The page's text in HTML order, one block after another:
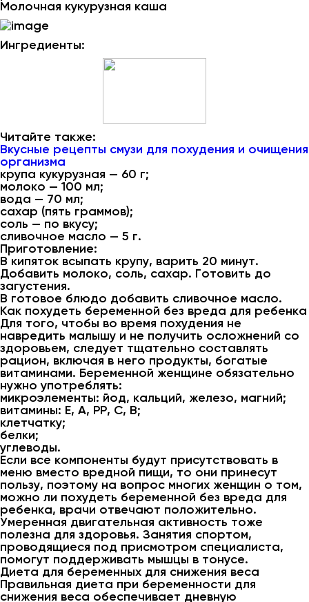
Молочная кукурузная каша
Ингредиенты:
Читайте также:
Вкусные рецепты смузи для похудения и очищения
организма
крупа кукурузная — 60 г;
молоко — 100 мл;
вода — 70 мл;
сахар (пять граммов);
соль — по вкусу;
сливочное масло — 5 г.
Приготовление:
В кипяток всыпать крупу, варить 20 минут.
Добавить молоко, соль, сахар. Готовить до
загустения.
В готовое блюдо добавить сливочное масло.
Как похудеть беременной без вреда для ребенка
Для того, чтобы во время похудения не
навредить малышу и не получить осложнений со
здоровьем, следует тщательно составлять
рацион, включая в него продукты, богатые
витаминами. Беременной женщине обязательно
нужно употреблять:
микроэлементы: йод, кальций, железо, магний;
витамины: Е, А, РР, С, В;
клетчатку;
белки;
углеводы.
Если все компоненты будут присутствовать в
меню вместо вредной пищи, то они принесут
пользу, поэтому на вопрос многих женщин о том,
можно ли похудеть беременной без вреда для
ребенка, врачи отвечают положительно.
Умеренная двигательная активность тоже
полезна для здоровья. Занятия спортом,
проводящиеся под присмотром специалиста,
помогут поддерживать мышцы в тонусе.
Диета для беременных для снижения веса
Правильная диета при беременности для
снижения веса обеспечивает дневную